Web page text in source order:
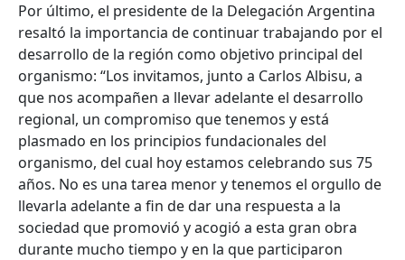
Por último, el presidente de la Delegación Argentina
resaltó la importancia de continuar trabajando por el
desarrollo de la región como objetivo principal del
organismo: “Los invitamos, junto a Carlos Albisu, a
que nos acompañen a llevar adelante el desarrollo
regional, un compromiso que tenemos y está
plasmado en los principios fundacionales del
organismo, del cual hoy estamos celebrando sus 75
años. No es una tarea menor y tenemos el orgullo de
llevarla adelante a fin de dar una respuesta a la
sociedad que promovió y acogió a esta gran obra
durante mucho tiempo y en la que participaron